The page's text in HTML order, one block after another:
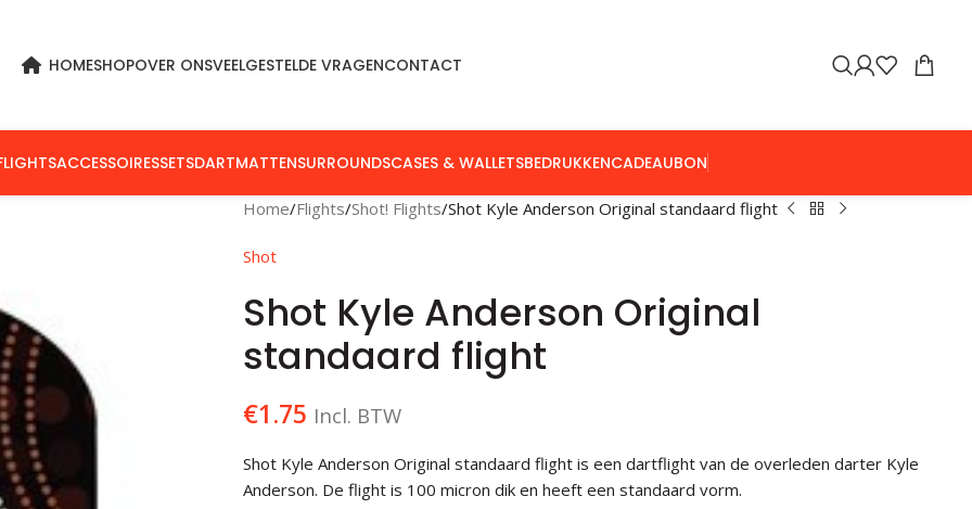
HOMESHOPOVER ONSVEELGESTELDE VRAGENCONTACT
ACCESSOIRESSETSDARTMATTENSURROUNDSCASES & WALLETSBEDRUKKENCADEAUBON
Home Flights Shot! Flights Shot Kyle Anderson Original standaard flight
Shot
Shot Kyle Anderson Original
standaard flight
€1.75 Incl. BTW
Shot Kyle Anderson Original standaard flight is een dartflight van de overleden darter Kyle
Anderson. De flight is 100 micron dik en heeft een standaard vorm.